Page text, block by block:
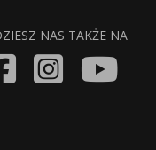
NAS TAKŻE NA